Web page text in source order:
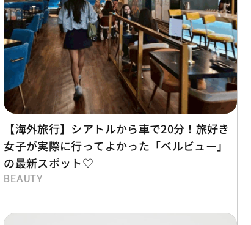
【海外旅行】シアトルから車で20分！旅好き
女子が実際に行ってよかった「ベルビュー」
の最新スポット♡
BEAUTY